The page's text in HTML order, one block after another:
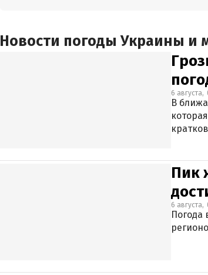
Новости погоды Украины и
6 августа,
В
Пик
6 августа,
Погода